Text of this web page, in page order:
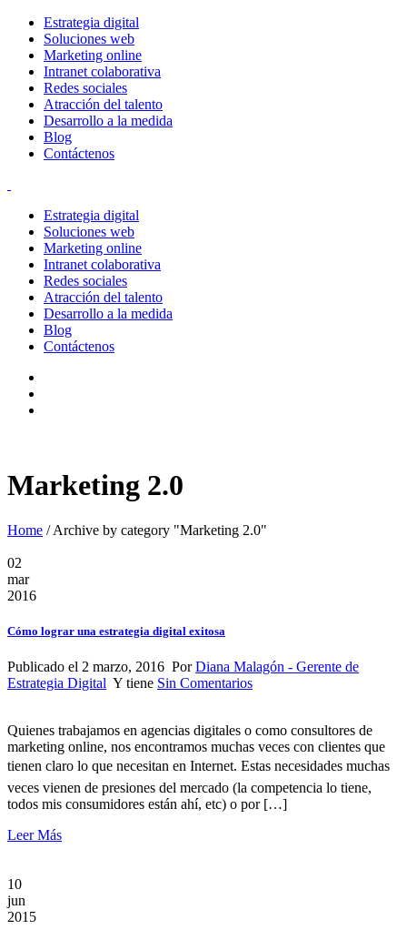
Estrategia digital
Soluciones web
Marketing online
Intranet colaborativa
Redes sociales
Atracción del talento
Desarrollo a la medida
Blog
Contáctenos
Estrategia digital
Soluciones web
Marketing online
Intranet colaborativa
Redes sociales
Atracción del talento
Desarrollo a la medida
Blog
Contáctenos
Marketing 2.0
Home /Archive by category "Marketing 2.0"
02
mar
2016
Cómo lograr una estrategia digital exitosa
Publicado el 2 marzo, 2016 PorDiana Malagón - Gerente de
Estrategia Digital Y tiene Sin Comentarios
Quienes trabajamos en agencias digitales o como consultores de
marketing online, nos encontramos muchas veces con clientes que
tienen claro lo que necesitan en Internet. Estas necesidades muchas
veces vienen de presiones del mercado (la competencia lo tiene,
todos mis consumidores están ahí, etc) o por […]
Leer Más
10
jun
2015